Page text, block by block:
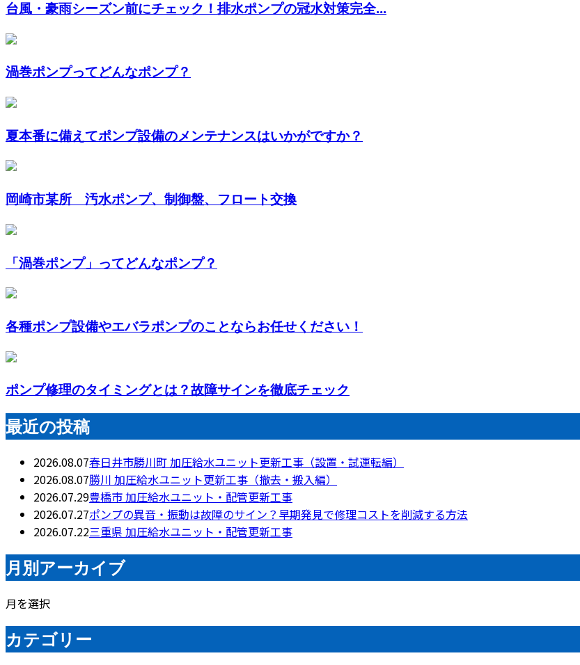
台風・豪雨シーズン前にチェック！排水ポンプの冠水対策完全...
渦巻ポンプってどんなポンプ？
夏本番に備えてポンプ設備のメンテナンスはいかがですか？
岡崎市某所 汚水ポンプ、制御盤、フロート交換
「渦巻ポンプ」ってどんなポンプ？
各種ポンプ設備やエバラポンプのことならお任せください！
ポンプ修理のタイミングとは？故障サインを徹底チェック
最近の投稿
2026.08.07春日井市勝川町 加圧給水ユニット更新工事（設置・試運転編）
2026.08.07勝川 加圧給水ユニット更新工事（撤去・搬入編）
2026.07.29豊橋市 加圧給水ユニット・配管更新工事
2026.07.27ポンプの異音・振動は故障のサイン？早期発見で修理コストを削減する方法
2026.07.22三重県 加圧給水ユニット・配管更新工事
月別アーカイブ
月を選択
カテゴリー